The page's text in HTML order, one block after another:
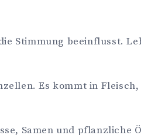
Stimmung beeinflusst.
Es kommt in Fleisch,
Samen und pflanzliche